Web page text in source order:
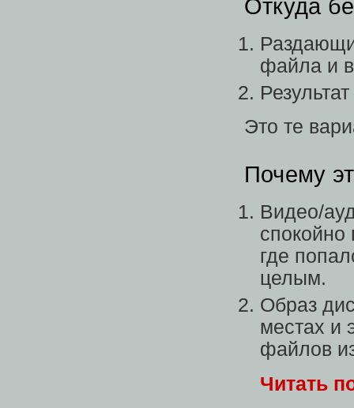
Откуда
файла и
Это те
Почему
Видео/
спокойно
где
целым.
Образ
местах и
файлов
Читать